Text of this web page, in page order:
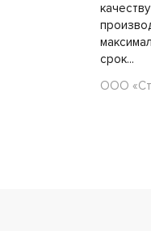
срок...
ООО